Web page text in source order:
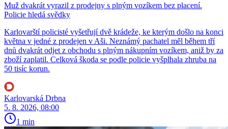
Muž dvakrát vyrazil z prodejny s plným vozíkem bez placení.
Policie hledá svědky
Karlovarští policisté vyšetřují dvě krádeže, ke kterým došlo na konci
května v jedné z prodejen v Aši. Neznámý pachatel měl během tří
dnů dvakrát odjet z obchodu s plným nákupním vozíkem, aniž by za
zboží zaplatil. Celková škoda se podle policie vyšplhala zhruba na
50 tisíc korun.
Karlovarská Drbna
5. 8. 2026, 08:00
1 min